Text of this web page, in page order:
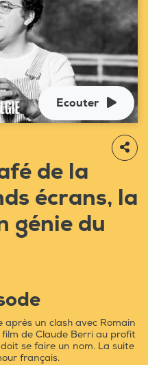
Ecouter
de la
écrans, la
génie du
après un clash avec Romain
de Claude Berri au profit
se faire un nom. La suite
français.